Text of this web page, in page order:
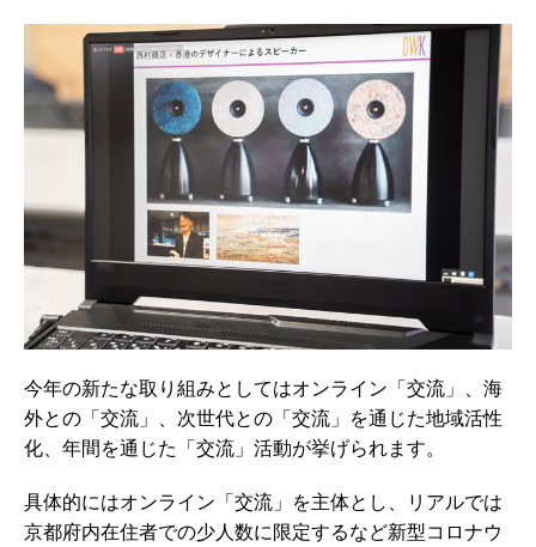
今年の新たな取り組みとしてはオンライン「交流」、海
外との「交流」、次世代との「交流」を通じた地域活性
化、年間を通じた「交流」活動が挙げられます。
具体的にはオンライン「交流」を主体とし、リアルでは
京都府内在住者での少人数に限定するなど新型コロナウ